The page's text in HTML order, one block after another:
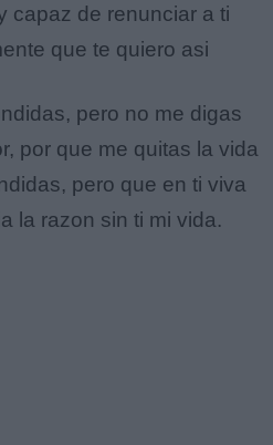
capaz de renunciar a ti
que te quiero asi
pero no me digas
por que me quitas la vida
pero que en ti viva
la razon sin ti mi vida.